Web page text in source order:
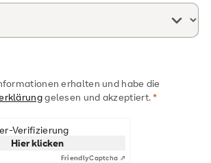
erhalten und habe die
gelesen und akzeptiert.
Verifizierung
Hier klicken
FriendlyCaptcha ⇗